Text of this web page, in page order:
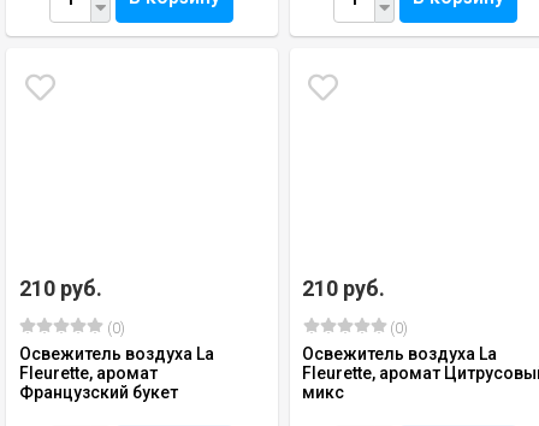
210 руб.
(0)
Освежитель воздуха La
Fleurette, аромат
Французский букет
210 руб.
(0)
Освежитель воздуха La
Fleurette, аромат
микс